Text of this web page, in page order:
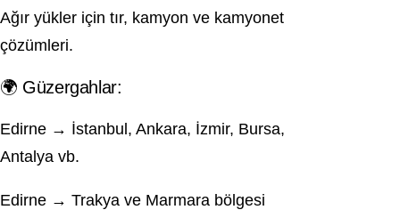
Ağır yükler için tır, kamyon ve kamyonet
çözümleri.
🌍 Güzergahlar:
Edirne → İstanbul, Ankara, İzmir, Bursa,
Antalya vb.
Edirne → Trakya ve Marmara bölgesi